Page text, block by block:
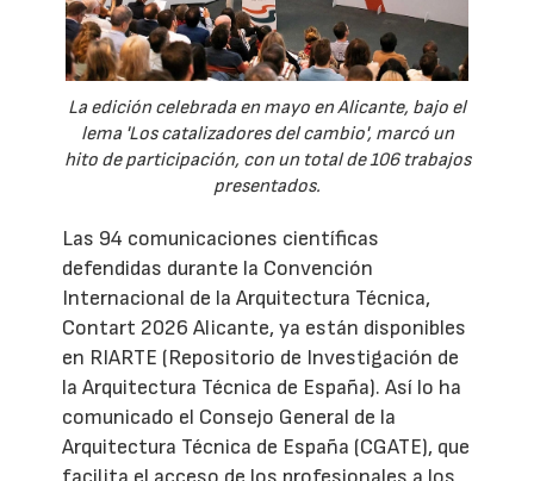
La edición celebrada en mayo en Alicante, bajo el
lema 'Los catalizadores del cambio', marcó un
hito de participación, con un total de 106 trabajos
presentados.
Las 94 comunicaciones científicas
defendidas durante la Convención
Internacional de la Arquitectura Técnica,
Contart 2026 Alicante, ya están disponibles
en RIARTE (Repositorio de Investigación de
la Arquitectura Técnica de España). Así lo ha
comunicado el Consejo General de la
Arquitectura Técnica de España (CGATE), que